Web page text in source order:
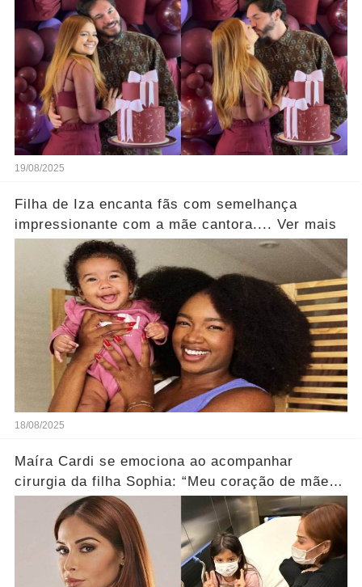
19/08/2025
Filha de Iza encanta fãs com semelhança
impressionante com a mãe cantora.... Ver mais
18/08/2025
Maíra Cardi se emociona ao acompanhar
cirurgia da filha Sophia: “Meu coração de mãe
está sangrando”